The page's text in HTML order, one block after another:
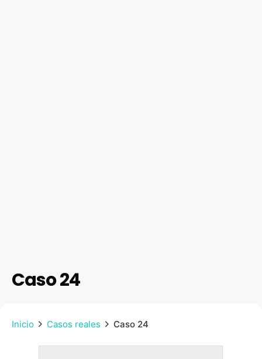
Caso 24
Inicio Casos reales Caso 24